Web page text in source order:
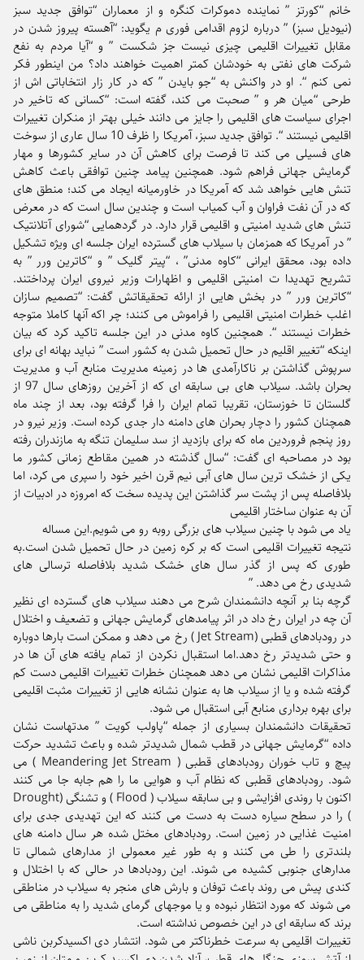
خانم “کورتز ” نماینده دموکرات کنگره و از معماران “توافق جدید سبز
(نیودیل سبز) ” درباره لزوم اقدامی فوری م یگوید: “آهسته پیروز شدن در
مقابل تغییرات اقلیمی چیزی نیست جز شکست ” و “آیا مردم به نفع
شرکت های نفتی به خودشان کمتر اهمیت خواهند داد؟ من اینطور فکر
نمی کنم “. او در واکنش به “جو بایدن ” که در کار زار انتخاباتی اش از
طرحی “میان هر و ” صحبت می کند، گفته است: “کسانی که تاخیر در
اجرای سیاست های اقلیمی را جایز می دانند خیلی بهتر از منکران تغییرات
اقلیمی نیستند “. توافق جدید سبز، آمریکا را ظرف 10 سال عاری از سوخت
های فسیلی می کند تا فرصت برای کاهش آن در سایر کشورها و مهار
گرمایش جهانی فراهم شود. همچنین پیامد چنین توافقی باعث کاهش
تنش هایی خواهد شد که آمریکا در خاورمیانه ایجاد می کند؛ منطق های
که در آن نفت فراوان و آب کمیاب است و چندین سال است که در معرض
تنش های شدید امنیتی و اقلیمی قرار دارد. در گردهمایی “شورای آتلانتیک
” در آمریکا که همزمان با سیلاب های گسترده ایران جلسه ای ویژه تشکیل
داده بود، محقق ایرانی “کاوه مدنی” ، “پیتر گلیک ” و “کاترین ورر ” به
تشریح تهدیدا ت امنیتی اقلیمی و اظهارات وزیر نیروی ایران پرداختند.
“کاترین ورر ” در بخش هایی از ارائه تحقیقاتش گفت: “تصمیم سازان
اغلب خطرات امنیتی اقلیمی را فراموش می کنند؛ چر اکه آنها کاملا متوجه
خطرات نیستند “. همچنین کاوه مدنی در این جلسه تاکید کرد که بیان
اینکه “تغییر اقلیم در حال تحمیل شدن به کشور است ” نباید بهانه ای برای
سرپوش گذاشتن بر ناکارآمدی ها در زمینه مدیریت منابع آب و مدیریت
بحران باشد. سیلاب های بی سابقه ای که از آخرین روزهای سال 97 از
گلستان تا خوزستان، تقریبا تمام ایران را فرا گرفته بود، بعد از چند ماه
همچنان کشور را دچار بحران های دامنه دار جدی کرده است. وزیر نیرو در
روز پنجم فروردین ماه که برای بازدید از سد سلیمان تنگه به مازندران رفته
بود در مصاحبه ای گفت: “سال گذشته در همین مقاطع زمانی کشور ما
یکی از خشک ترین سال های آبی نیم قرن اخیر خود را سپری می کرد، اما
بلافاصله پس از پشت سر گذاشتن این پدیده سخت که امروزه در ادبیات از
آن به عنوان ساختار اقلیمی
یاد می شود با چنین سیلاب های بزرگی روبه رو می شویم.این مساله
نتیجه تغییرات اقلیمی است که بر کره زمین در حال تحمیل شدن است.به
طوری که پس از گذر سال های خشک شدید بلافاصله ترسالی های
شدیدی رخ می دهد. ”
گرچه بنا بر آنچه دانشمندان شرح می دهند سیلاب های گسترده ای نظیر
آن چه در ایران رخ داد در اثر پیامدهای گرمایش جهانی و تضعیف و اختلال
در رودبادهای قطبی (Jet Stream ) رخ می دهد و ممکن است بارها دوباره
و حتی شدیدتر رخ دهد.اما استقبال نکردن از تمام یافته های آن ها در
مذاکرات اقلیمی نشان می دهد همچنان خطرات تغییرات اقلیمی دست کم
گرفته شده و یا از سیلاب ها به عنوان نشانه هایی از تغییرات مثبت اقلیمی
برای بهره برداری منابع آبی استقبال می شود.
تحقیقات دانشمندان بسیاری از جمله “پاولب کویت ” مدتهاست نشان
داده “گرمایش جهانی در قطب شمال شدیدتر شده و باعث تشدید حرکت
پیچ و تاب خوران رودبادهای قطبی ( Meandering Jet Stream ) می
شود. رودبادهای قطبی که نظام آب و هوایی ما را هم جابه جا می کنند
اکنون با روندی افزایشی و بی سابقه سیلاب ( Flood ) و تشنگی (Drought
) را در سطح سیاره دست به دست می کنند که این تهدیدی جدی برای
امنیت غذایی در زمین است. رودبادهای مختل شده هر سال دامنه های
بلندتری را طی می کنند و به طور غیر معمولی از مدارهای شمالی تا
مدارهای جنوبی کشیده می شوند. این رودبادها در حالی که با اختلال و
کندی پیش می روند باعث توفان و بارش های منجر به سیلاب در مناطقی
می شوند که مورد انتظار نبوده و یا موجهای گرمای شدید را به مناطقی می
برند که سابقه ای در این خصوص نداشته است.
تغییرات اقلیمی به سرعت خطرناکتر می شود. انتشار دی اکسیدکربن ناشی